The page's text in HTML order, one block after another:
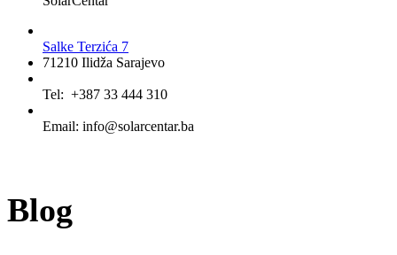
Salke Terzića 7
71210 Ilidža Sarajevo
Tel: +387 33 444 310
Email: info@solarcentar.ba
Blog